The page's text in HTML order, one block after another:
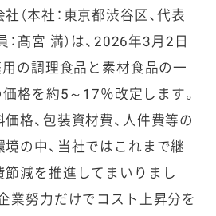
（本社：東京都渋谷区、代表
髙宮 満）は、2026年3月2日
の調理食品と素材食品の一
格を約5～17％改定します。
格、包装資材費、人件費等の
境の中、当社ではこれまで継
減を推進してまいりまし
業努力だけでコスト上昇分を